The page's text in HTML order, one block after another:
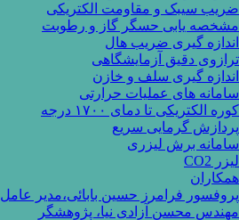
ضریب سیبک و مقاومت الکتریکی
مشخصه یابی حسگر گاز و رطوبت
اندازه گیری ضریب هال
ترازوی دقیق آزمایشگاهی
اندازه گیری سلف و خازن
سامانه های عملیات حرارتی
کوره الکتریکی تا دمای ۱۷۰۰ درجه
پردازش گرمایی سریع
سامانه برش لیزری
لیزر CO2
همکاران
پروفسور فرامرز حسین بابائی،مدیر عامل
مهندس محسن آزادی نیا، پژوهشگر